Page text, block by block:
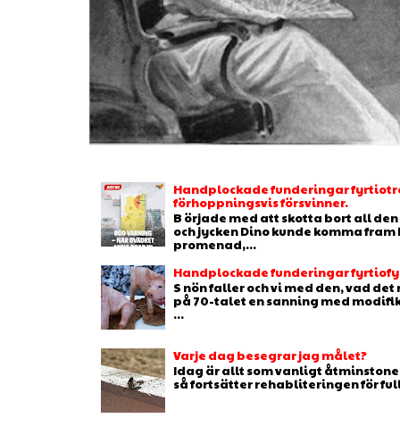
Handplockade funderingar
förhoppningsvis försvinner.
B örjade med att skotta bort all
och jycken Dino kunde komma
promenad,...
Handplockade funderingar
S nön faller och vi med den, vad
på 70-talet en sanning med
...
Varje dag besegrar jag målet?
Idag är allt som vanligt
så fortsätter rehabliteringen för